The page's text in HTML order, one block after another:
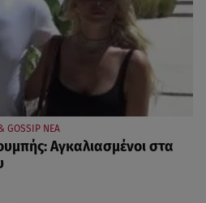
GOSSIP ΝΕΑ
Αγκαλιασμένοι στα